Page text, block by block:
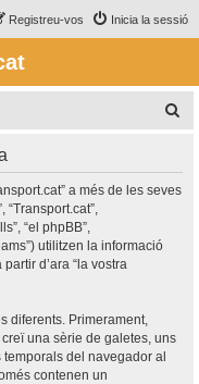
Inicia la sessió
Registreu-vos
a més de les seves
“Transport.cat”,
“el phpBB”,
utilitzen la informació
d’ara “la vostra
diferents. Primerament,
una sèrie de galetes, uns
del navegador al
contenen un